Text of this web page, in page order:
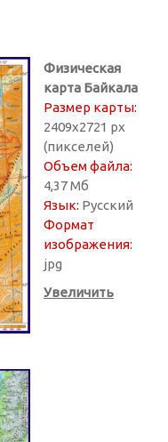
Физическая
карта Байкала
Размер карты:
2409х2721 px
(пикселей)
Объем файла:
4,37 Мб
Язык: Русский
Формат
изображения:
jpg
Увеличить